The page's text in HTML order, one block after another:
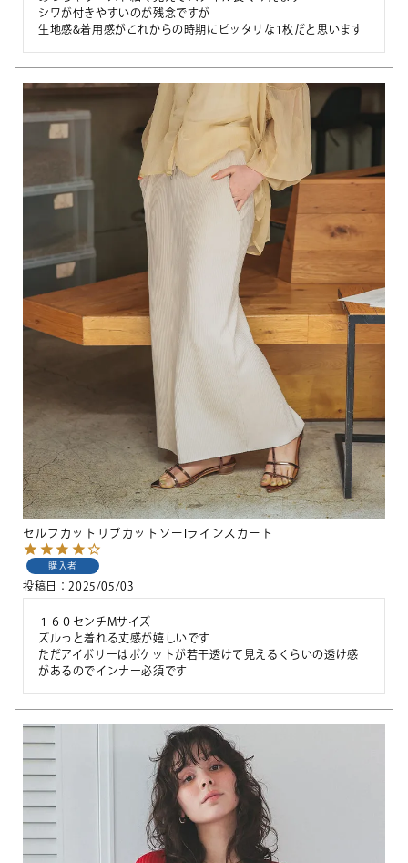
シワが付きやすいのが残念ですが
セルフカットリブカットソーIラインスカート
購入者
投稿日 2025/05/03
１６０センチMサイズ
ズルっと着れる丈感が嬉しいです
ただアイボリーはポケットが若干透けて見えるくらいの透け感
があるのでインナー必須です